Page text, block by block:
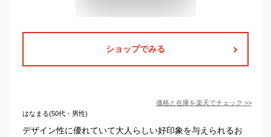
ショップでみる
価格と在庫を楽天でチェック >>
はなまる(50代・男性)
デザイン性に優れていて大人らしい好印象を与えられるお